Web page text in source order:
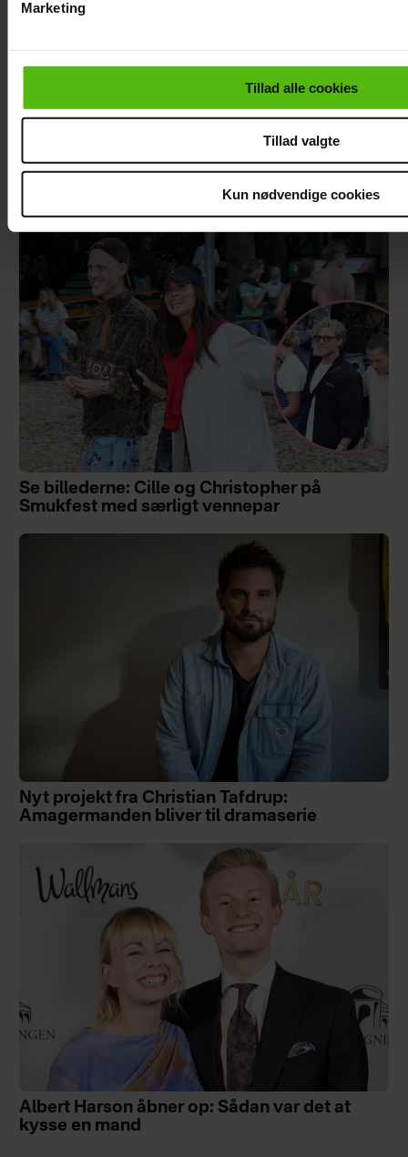
cookiepolitik.
Marketing
Tillad alle cookies
Tillad valgte
Kun nødvendige cookies
Janni Ree afsted for første gang: Jeg er
Se billederne: Cille og Christopher på
Smukfest med særligt vennepar
Nyt projekt fra Christian Tafdrup:
Amagermanden bliver til dramaserie
Albert Harson åbner op: Sådan var det at
kysse en mand